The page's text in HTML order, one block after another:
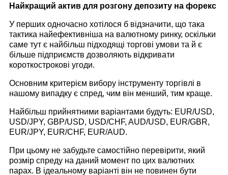
Найкращий актив для розгону депозиту на форекс
У перших одночасно хотілося б відзначити, що така
тактика найефективніша на валютному ринку, оскільки
саме тут є найбільш підходящі торгові умови та й є
більше підприємств дозволяють відкривати
короткострокові угоди.
Основним критерієм вибору інструменту торгівлі в
нашому випадку є спред, чим він менший, тим краще.
Найбільш прийнятними варіантами будуть: EUR/USD,
USD/JPY, GBP/USD, USD/CHF, AUD/USD, EUR/GBR,
EUR/JPY, EUR/CHF, EUR/AUD.
При цьому не забудьте самостійно перевірити, який
розмір спреду на даний момент по цих валютних
парах. В ідеальному варіанті він не повинен бути